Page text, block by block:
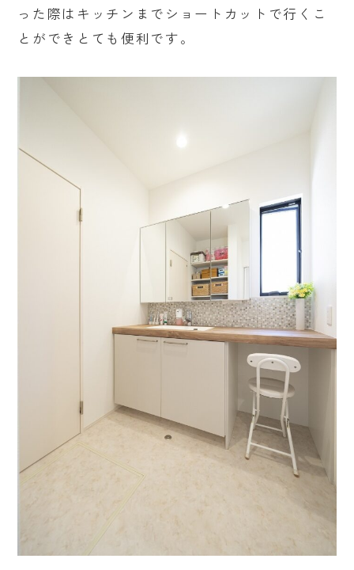
った際はキッチンまでショートカットで行くこ
とができとても便利です。